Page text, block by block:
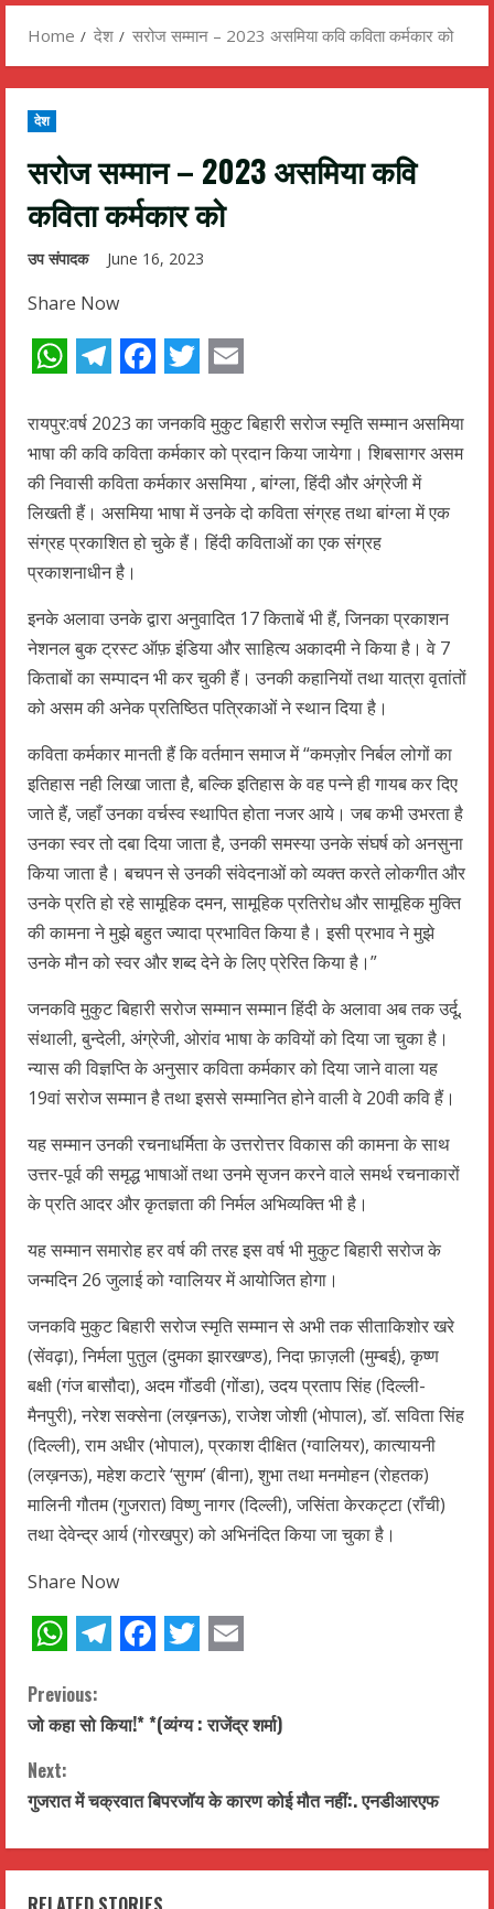
Home देश सरोज सम्मान – 2023 असमिया कवि कविता कर्मकार को
देश
सरोज सम्मान – 2023 असमिया कवि
कविता कर्मकार को
उप संपादक June 16, 2023
Share Now
रायपुर:वर्ष 2023 का जनकवि मुकुट बिहारी सरोज स्मृति सम्मान असमिया
भाषा की कवि कविता कर्मकार को प्रदान किया जायेगा। शिबसागर असम
की निवासी कविता कर्मकार असमिया , बांग्ला, हिंदी और अंग्रेजी में
लिखती हैं। असमिया भाषा में उनके दो कविता संग्रह तथा बांग्ला में एक
संग्रह प्रकाशित हो चुके हैं। हिंदी कविताओं का एक संग्रह
प्रकाशनाधीन है।
इनके अलावा उनके द्वारा अनुवादित 17 किताबें भी हैं, जिनका प्रकाशन
नेशनल बुक ट्रस्ट ऑफ़ इंडिया और साहित्य अकादमी ने किया है। वे 7
किताबों का सम्पादन भी कर चुकी हैं। उनकी कहानियों तथा यात्रा वृतांतों
को असम की अनेक प्रतिष्ठित पत्रिकाओं ने स्थान दिया है।
कविता कर्मकार मानती हैं कि वर्तमान समाज में “कमज़ोर निर्बल लोगों का
इतिहास नही लिखा जाता है, बल्कि इतिहास के वह पन्ने ही गायब कर दिए
जाते हैं, जहाँ उनका वर्चस्व स्थापित होता नजर आये। जब कभी उभरता है
उनका स्वर तो दबा दिया जाता है, उनकी समस्या उनके संघर्ष को अनसुना
किया जाता है। बचपन से उनकी संवेदनाओं को व्यक्त करते लोकगीत और
उनके प्रति हो रहे सामूहिक दमन, सामूहिक प्रतिरोध और सामूहिक मुक्ति
की कामना ने मुझे बहुत ज्यादा प्रभावित किया है। इसी प्रभाव ने मुझे
उनके मौन को स्वर और शब्द देने के लिए प्रेरित किया है।”
जनकवि मुकुट बिहारी सरोज सम्मान सम्मान हिंदी के अलावा अब तक उर्दू,
संथाली, बुन्देली, अंग्रेजी, ओरांव भाषा के कवियों को दिया जा चुका है।
न्यास की विज्ञप्ति के अनुसार कविता कर्मकार को दिया जाने वाला यह
19वां सरोज सम्मान है तथा इससे सम्मानित होने वाली वे 20वी कवि हैं।
यह सम्मान उनकी रचनाधर्मिता के उत्तरोत्तर विकास की कामना के साथ
उत्तर-पूर्व की समृद्ध भाषाओं तथा उनमे सृजन करने वाले समर्थ रचनाकारों
के प्रति आदर और कृतज्ञता की निर्मल अभिव्यक्ति भी है।
यह सम्मान समारोह हर वर्ष की तरह इस वर्ष भी मुकुट बिहारी सरोज के
जन्मदिन 26 जुलाई को ग्वालियर में आयोजित होगा।
जनकवि मुकुट बिहारी सरोज स्मृति सम्मान से अभी तक सीताकिशोर खरे
(सेंवढ़ा), निर्मला पुतुल (दुमका झारखण्ड), निदा फ़ाज़ली (मुम्बई), कृष्ण
बक्षी (गंज बासौदा), अदम गौंडवी (गोंडा), उदय प्रताप सिंह (दिल्ली-
मैनपुरी), नरेश सक्सेना (लख़नऊ), राजेश जोशी (भोपाल), डॉ. सविता सिंह
(दिल्ली), राम अधीर (भोपाल), प्रकाश दीक्षित (ग्वालियर), कात्यायनी
(लख़नऊ), महेश कटारे ‘सुगम’ (बीना), शुभा तथा मनमोहन (रोहतक)
मालिनी गौतम (गुजरात) विष्णु नागर (दिल्ली), जसिंता केरकट्टा (राँची)
तथा देवेन्द्र आर्य (गोरखपुर) को अभिनंदित किया जा चुका है।
Share Now
C
o
n
t
i
Previous:
जो कहा सो किया!* *(व्यंग्य : राजेंद्र शर्मा)
Next:
गुजरात में चक्रवात बिपरजॉय के कारण कोई मौत नहीं:. एनडीआरएफ